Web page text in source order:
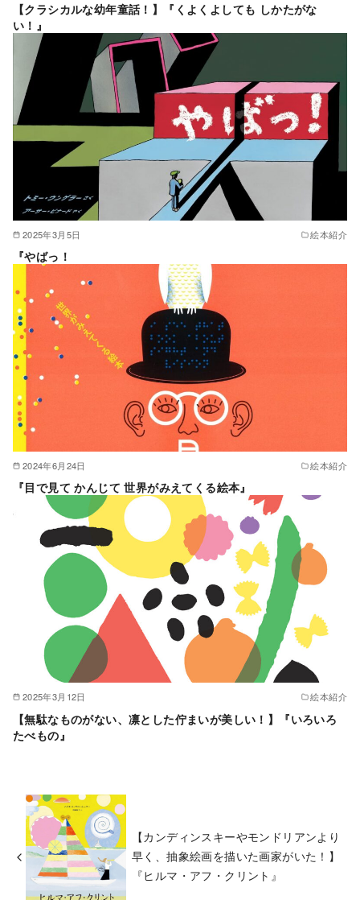
【クラシカルな幼年童話！】『くよくよしても しかたがな
い！』
2025年3月5日 絵本紹介
『やばっ！
2024年6月24日 絵本紹介
『目で見て かんじて 世界がみえてくる絵本』
2025年3月12日 絵本紹介
【無駄なものがない、凛とした佇まいが美しい！】『いろいろ
たべもの』
【カンディンスキーやモンドリアンより
早く、抽象絵画を描いた画家がいた！】
『ヒルマ・アフ・クリント』